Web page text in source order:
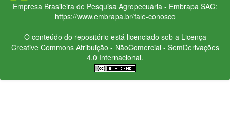
Empresa Brasileira de Pesquisa Agropecuária - Embrapa SAC:
https://www.embrapa.br/fale-conosco
O conteúdo do repositório está licenciado sob a Licença
Creative CommonsAtribuição - NãoComercial - SemDerivações
4.0 Internacional.